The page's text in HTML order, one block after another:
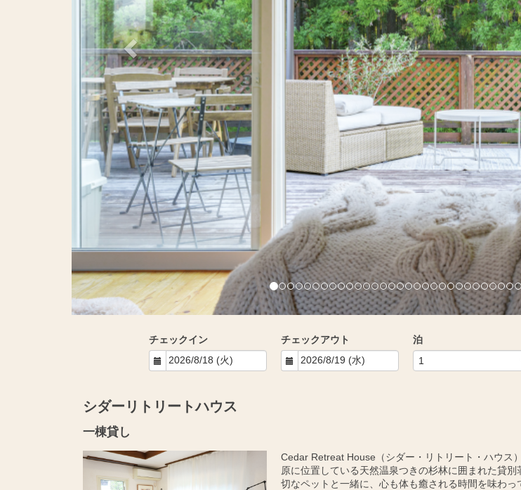
チェックイン チェックアウト 泊
シダーリトリートハウス
一棟貸し
Cedar Retreat House（シダー・リトリート・ハウス
原に位置している天然温泉つきの杉林に囲まれた貸
切なペットと一緒に、心も体も癒される時間を味わっ